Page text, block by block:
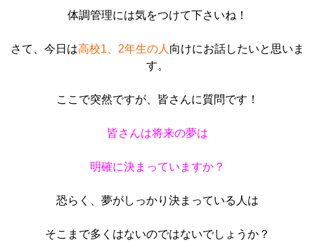
体調管理には気をつけて下さいね！
さて、今日は高校1、2年生の人 向けにお話したいと思いま
す。
ここで突然ですが、皆さんに質問です！
皆さんは将来の夢は
明確に決まっていますか？
恐らく、夢がしっかり決まっている人は
そこまで多くはないのではないでしょうか？